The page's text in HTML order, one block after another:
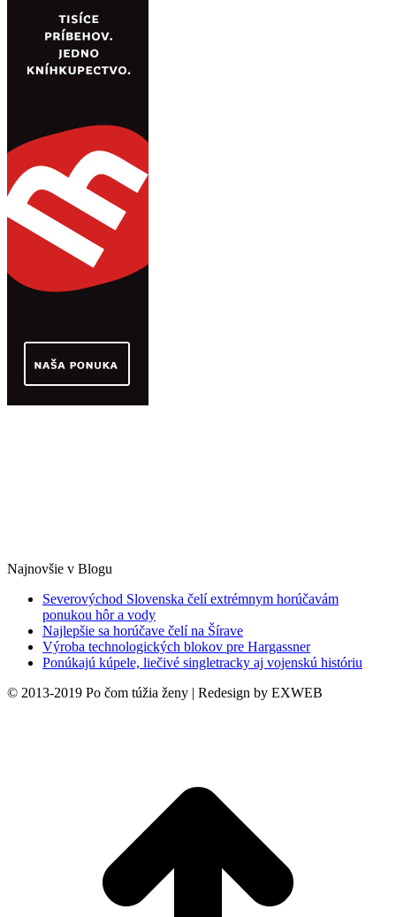
Najnovšie v Blogu
Severovýchod Slovenska čelí extrémnym horúčavám
ponukou hôr a vody
Najlepšie sa horúčave čelí na Šírave
Výroba technologických blokov pre Hargassner
Ponúkajú kúpele, liečivé singletracky aj vojenskú históriu
© 2013-2019 Po čom túžia ženy | Redesign by EXWEB